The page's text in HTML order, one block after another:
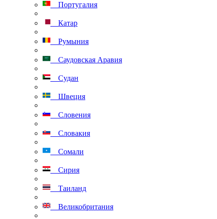
Португалия
Катар
Румыния
Саудовская Аравия
Судан
Швеция
Словения
Словакия
Сомали
Сирия
Таиланд
Великобритания